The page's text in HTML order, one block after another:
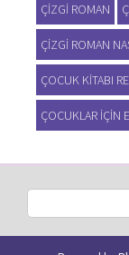
ÇIZGI ROMAN
ÇIZGI ROMAN
ÇOCUK KITABI
ÇOCUKLAR IÇIN